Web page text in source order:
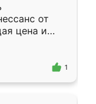
от
цена и
Приехавший
1